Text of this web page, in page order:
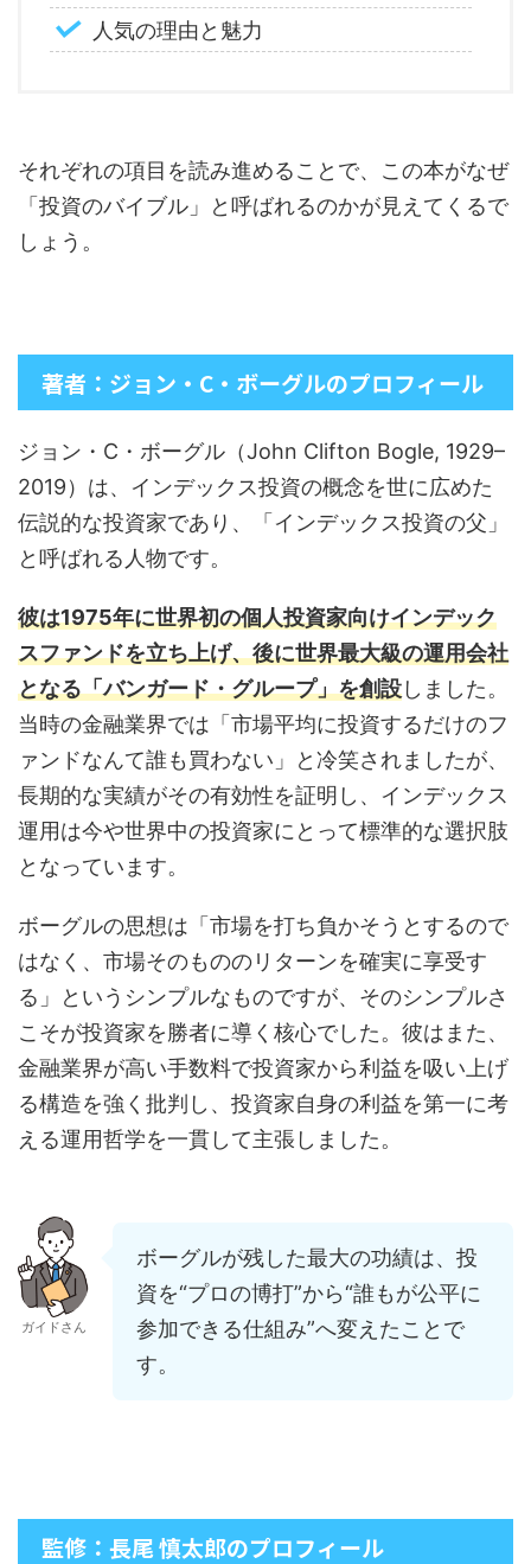
人気の理由と魅力
それぞれの項目を読み進めることで、この本がなぜ
「投資のバイブル」と呼ばれるのかが見えてくるで
しょう。
著者：ジョン・C・ボーグルのプロフィール
ジョン・C・ボーグル（John Clifton Bogle, 1929–
2019）は、インデックス投資の概念を世に広めた
伝説的な投資家であり、「インデックス投資の父」
と呼ばれる人物です。
彼は1975年に世界初の個人投資家向けインデック
スファンドを立ち上げ、後に世界最大級の運用会社
となる「バンガード・グループ」を創設しました。
当時の金融業界では「市場平均に投資するだけのフ
ァンドなんて誰も買わない」と冷笑されましたが、
長期的な実績がその有効性を証明し、インデックス
運用は今や世界中の投資家にとって標準的な選択肢
となっています。
ボーグルの思想は「市場を打ち負かそうとするので
はなく、市場そのもののリターンを確実に享受す
る」というシンプルなものですが、そのシンプルさ
こそが投資家を勝者に導く核心でした。彼はまた、
金融業界が高い手数料で投資家から利益を吸い上げ
る構造を強く批判し、投資家自身の利益を第一に考
える運用哲学を一貫して主張しました。
ガイドさん
ボーグルが残した最大の功績は、投
資を“プロの博打”から“誰もが公平に
参加できる仕組み”へ変えたことで
す。
監修：長尾 慎太郎のプロフィール